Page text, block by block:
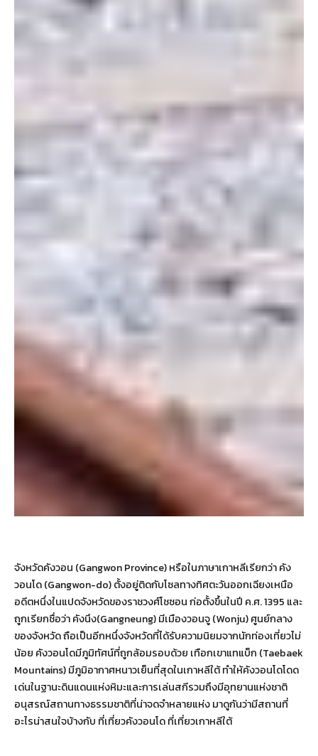
จังหวัดคังวอน (Gangwon Province) หรือในภาษาเกาหลีเรียกว่า คัง
วอนโด (Gangwon-do) ตั้งอยู่ติดกับโซลทางทิศตะวันออกเฉียงเหนือ
อดีตหนึ่งในแปดจังหวัดของราชวงศ์โชซอน ก่อตั้งขึ้นในปี ค.ศ. 1395 และ
ถูกเรียกชื่อว่า คังนึง(Gangneung) มีเมืองวอนจู (Wonju) ศูนย์กลาง
ของจังหวัด ถือเป็นอีกหนึ่งจังหวัดที่ได้รับความนิยมจากนักท่องเที่ยวไม่
น้อย คังวอนโดมีภูมิทัศน์ที่ถูกล้อมรอบด้วย เทือกเขาแทแบ็ก (Taebaek
Mountains) มีภูมิอากาศหนาวเย็นที่สุดในเกาหลีใต้ ทำให้คังวอนโดโดด
เด่นในฐานะดินแดนแห่งหิมะและการเล่นสกีรวมถึงมีอุทยานแห่งชาติ
อนุสรณ์สถานทางธรรมชาติที่น่าจดจำหลายแห่ง มาดูกันว่ามีสถานที่
อะไรน่าสนใจบ้างกับ ที่เที่ยวคังวอนโด ที่เที่ยวเกาหลีใต้